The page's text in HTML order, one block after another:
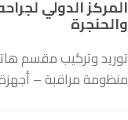
المركز الدولي
والحنجرة
توريد وتركيب مقسم
منظومة مراقبة –